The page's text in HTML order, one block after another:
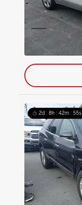
2d : 8h : 42m : 54s